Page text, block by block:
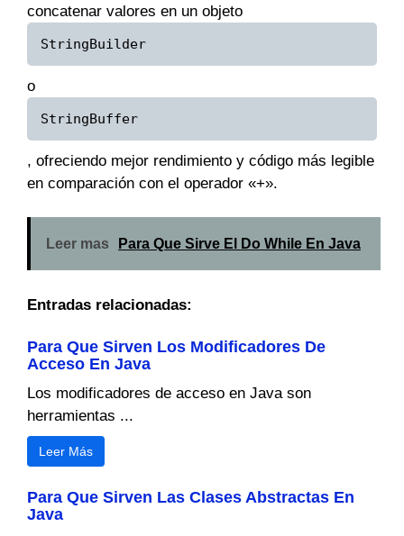
concatenar valores en un objeto
StringBuilder
o
StringBuffer
, ofreciendo mejor rendimiento y código más legible
en comparación con el operador «+».
Leer mas Para Que Sirve El Do While En Java
Entradas relacionadas:
Para Que Sirven Los Modificadores De
Acceso En Java
Los modificadores de acceso en Java son
herramientas ...
Leer Más
Para Que Sirven Las Clases Abstractas En
Java